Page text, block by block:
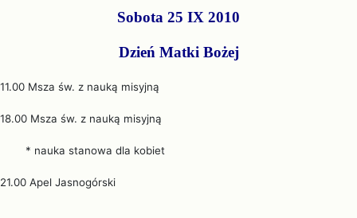
Sobota 25 IX 2010
Dzień Matki Bożej
11.00 Msza św. z nauką misyjną
18.00 Msza św. z nauką misyjną
* nauka stanowa dla kobiet
21.00 Apel Jasnogórski